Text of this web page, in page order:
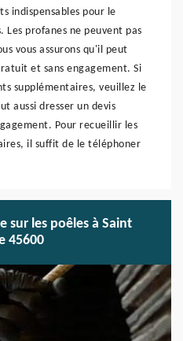
indispensables pour le
Les profanes ne peuvent pas
vous assurons qu'il peut
et sans engagement. Si
supplémentaires, veuillez le
aussi dresser un devis
Pour recueillir les
il suffit de le téléphoner
sur les poêles à Saint
45600